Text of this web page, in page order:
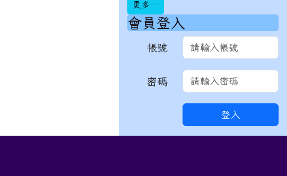
更多…
會員登入
帳號
密碼
登入